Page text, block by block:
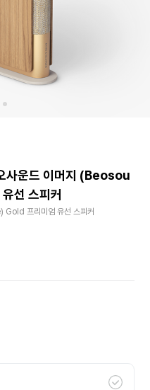
사운드 이머지 (Beosou
선 스피커
프리미엄 유선 스피커